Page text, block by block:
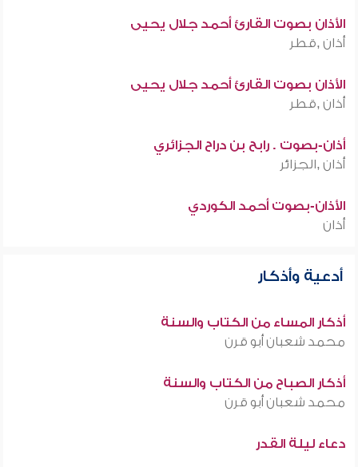
الأذان بصوت القارئ أحمد جلال يحيى
أذان ,قطر
الأذان بصوت القارئ أحمد جلال يحيى
أذان ,قطر
أذان-بصوت . رابح بن دراح الجزائري
أذان ,الجزائر
الأذان-بصوت أحمد الكوردي
أذان
أدعية وأذكار
أذكار المساء من الكتاب والسنة
محمد شعبان أبو قرن
أذكار الصباح من الكتاب والسنة
محمد شعبان أبو قرن
دعاء ليلة القدر